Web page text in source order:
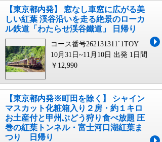
【東京都内発】 窓なし車窓に広がる美
しい紅葉 渓谷沿いを走る絶景のローカ
ル鉄道「わたらせ渓谷鐵道」 日帰り
コース番号262131311`1TOY
10月31日~11月10日 出発 1日間
￥12,990
【東京都内発※町田を除く】 シャイン
マスカット化粧箱入り２房・約１キロ
お土産付と甲州ぶどう狩り食べ放題 圧
巻の紅葉トンネル・富士河口湖紅葉ま
つり 日帰り